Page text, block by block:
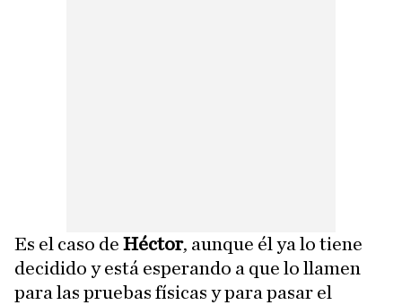
Es el caso de Héctor, aunque él ya lo tiene
decidido y está esperando a que lo llamen
para las pruebas físicas y para pasar el